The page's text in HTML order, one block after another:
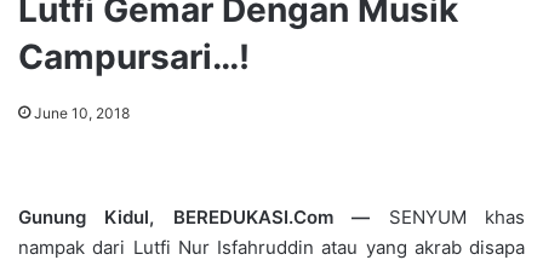
Lutfi Gemar Dengan Musik
Campursari…!
June 10, 2018
Gunung Kidul, BEREDUKASI.Com — SENYUM khas
nampak dari Lutfi Nur Isfahruddin atau yang akrab disapa